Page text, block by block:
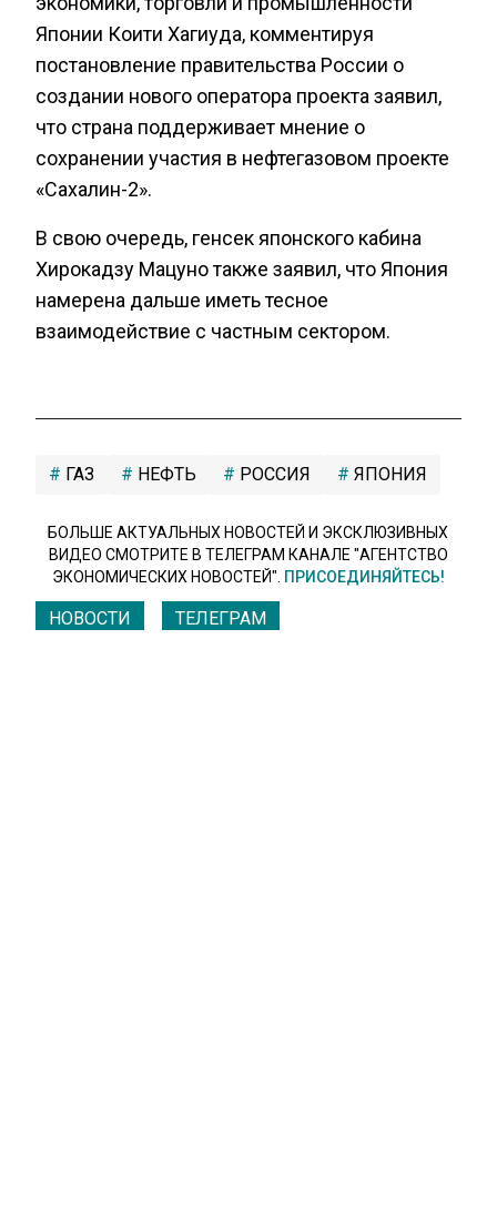
Японии Коити Хагиуда, комментируя
постановление правительства России о
создании нового оператора проекта заявил,
что страна поддерживает мнение о
сохранении участия в нефтегазовом проекте
«Сахалин-2».
В свою очередь, генсек японского кабина
Хирокадзу Мацуно также заявил, что Япония
намерена дальше иметь тесное
взаимодействие с частным сектором.
ГАЗ НЕФТЬ РОССИЯ ЯПОНИЯ
БОЛЬШЕ АКТУАЛЬНЫХ НОВОСТЕЙ И ЭКСКЛЮЗИВНЫХ
ВИДЕО СМОТРИТЕ В ТЕЛЕГРАМ КАНАЛЕ "АГЕНТСТВО
ЭКОНОМИЧЕСКИХ НОВОСТЕЙ". ПРИСОЕДИНЯЙТЕСЬ!
НОВОСТИ ТЕЛЕГРАМ